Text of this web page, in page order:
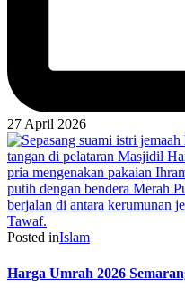
27 April 2026
Posted inIslam
Harga Umrah 2026